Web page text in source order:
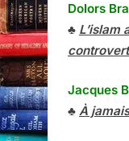
Dolors
♣ L’islam
Jacques
♣ À jamais